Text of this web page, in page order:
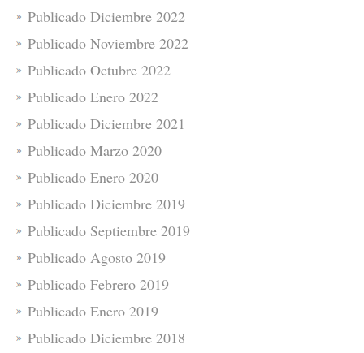
Publicado Diciembre 2022
Publicado Noviembre 2022
Publicado Octubre 2022
Publicado Enero 2022
Publicado Diciembre 2021
Publicado Marzo 2020
Publicado Enero 2020
Publicado Diciembre 2019
Publicado Septiembre 2019
Publicado Agosto 2019
Publicado Febrero 2019
Publicado Enero 2019
Publicado Diciembre 2018